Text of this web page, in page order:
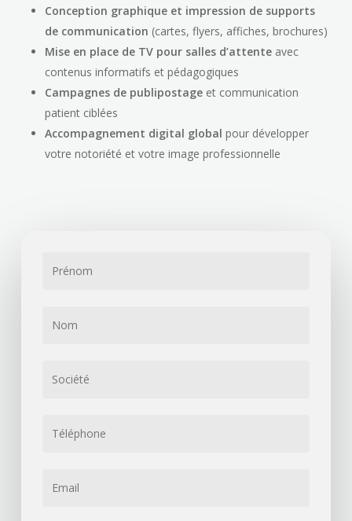
Conception graphique et impression de supports
de communication (cartes, flyers, affiches, brochures)
Mise en place de TV pour salles d’attente avec
contenus informatifs et pédagogiques
Campagnes de publipostage et communication
patient ciblées
Accompagnement digital global pour développer
votre notoriété et votre image professionnelle